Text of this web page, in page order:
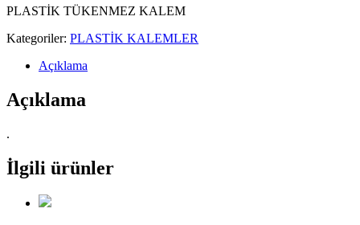
PLASTİK TÜKENMEZ KALEM
Kategoriler: PLASTİK KALEMLER
Açıklama
Açıklama
.
İlgili ürünler